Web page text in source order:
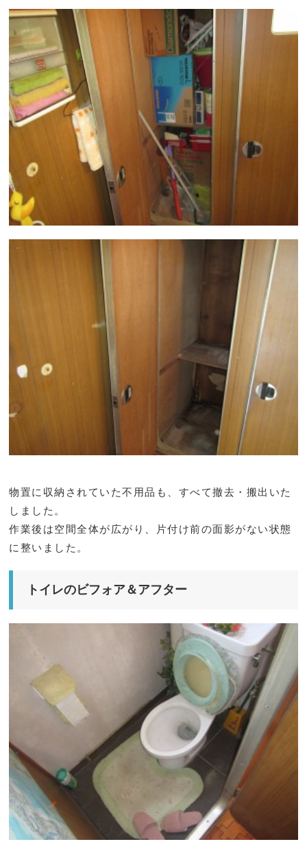
物置に収納されていた不用品も、すべて撤去・搬出いた
しました。
作業後は空間全体が広がり、片付け前の面影がない状態
に整いました。
トイレのビフォア＆アフター